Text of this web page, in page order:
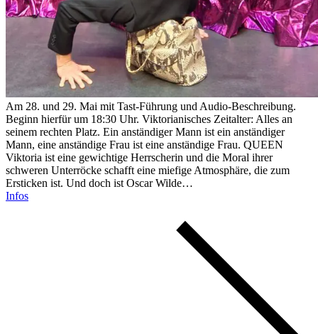
Am 28. und 29. Mai mit Tast-Führung und Audio-Beschreibung.
Beginn hierfür um 18:30 Uhr. Viktorianisches Zeitalter: Alles an
seinem rechten Platz. Ein anständiger Mann ist ein anständiger
Mann, eine anständige Frau ist eine anständige Frau. QUEEN
Viktoria ist eine gewichtige Herrscherin und die Moral ihrer
schweren Unterröcke schafft eine miefige Atmosphäre, die zum
Ersticken ist. Und doch ist Oscar Wilde…
Infos